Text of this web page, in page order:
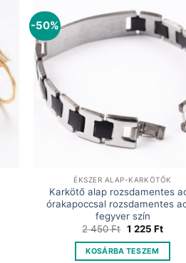
-50%
ÉKSZER ALAP-KARKÖTŐK
Karkötő alap rozsdamentes
órakapoccsal rozsdamentes
fegyver szín
2 450Ft Original
was:
2
1 225 Ft
is:
KOSÁRBA TESZEM